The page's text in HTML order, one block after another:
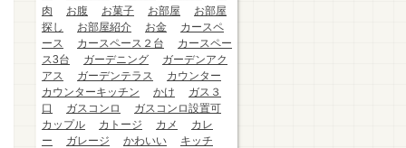
肉
お腹 お菓子 お部屋
お部屋
探し
お部屋紹介 お金
カースペ
ース
カースペース２台
カースペー
ス3台
ガーデニング
ガーデンアク
アス
ガーデンテラス
カウンター
カウンターキッチン
かけ
ガス３
口
ガスコンロ
ガスコンロ設置可
カップル
カトージ カメ
カレ
ー
ガレージ かわいい
キッチ